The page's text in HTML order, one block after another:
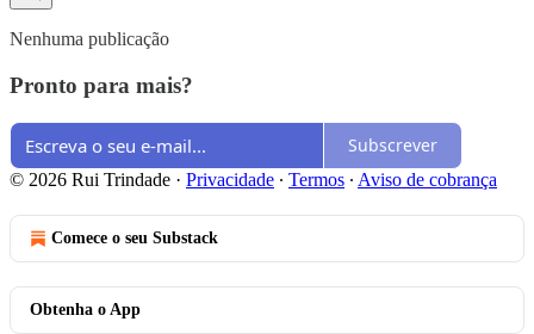
Nenhuma publicação
Pronto para mais?
Subscrever
© 2026 Rui Trindade · Privacidade ∙ Termos ∙ Aviso de cobrança
Comece o seu Substack
Obtenha o App